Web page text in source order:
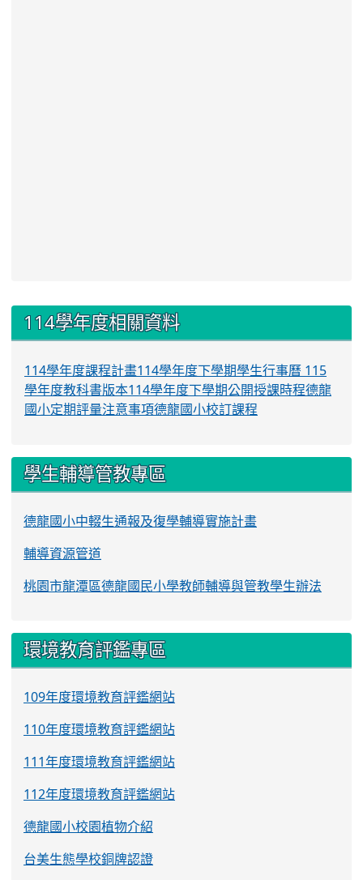
::: 114學年度相關資料
114學年度課程計畫114學年度下學期學生行事曆 115
學年度教科書版本114學年度下學期公開授課時程德龍
國小定期評量注意事項德龍國小校訂課程
學生輔導管教專區
德龍國小中輟生通報及復學輔導實施計畫
輔導資源管道
桃園市龍潭區德龍國民小學教師輔導與管教學生辦法
環境教育評鑑專區
109年度環境教育評鑑網站
110年度環境教育評鑑網站
111年度環境教育評鑑網站
112年度環境教育評鑑網站
德龍國小校園植物介紹
台美生態學校銅牌認證